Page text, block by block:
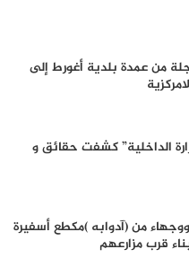
من عمدة بلدية أغورط إلى
الداخلية” كشفت حقائق و
من (آدوابه )مكطع أسفيرة
قرب مزارعهم